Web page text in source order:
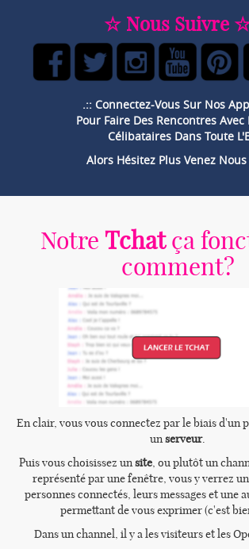
☆ Nous Suivre
.:: Connectez-Vous Sur Nos
Pour Faire Des Rencontres
Célibataires Dans Toute
Alors Hésitez Plus Venez
Notre Tchatça
comment?
En clair, vous vous connectez par le biais d'un
unserveur.
Puis vous choisissez unsite, ou plutôt un
représenté par une fenêtre, vous y verrez
personnes connectés, leurs messages et une
permettant de vous exprimer (c'est
Dans un channel, il y a les visiteurs et les